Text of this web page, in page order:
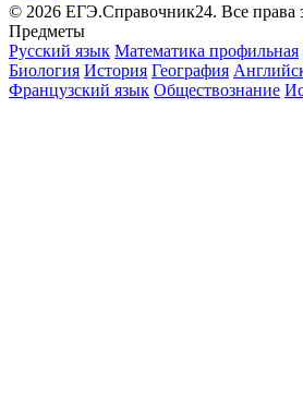
© 2026 ЕГЭ.Справочник24. Все
Предметы
Русский язык Математика профильная
Биология История География
Французский язык Обществознание